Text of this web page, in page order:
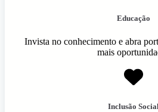
Educação
Invista no conhecimento e abra
mais
Inclusão